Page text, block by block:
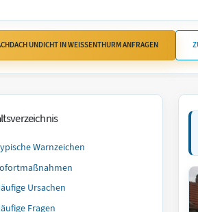
UNDICHT IN WEISSENTHURM ANFRAGEN
Warnzeichen
Ursachen
Fragen